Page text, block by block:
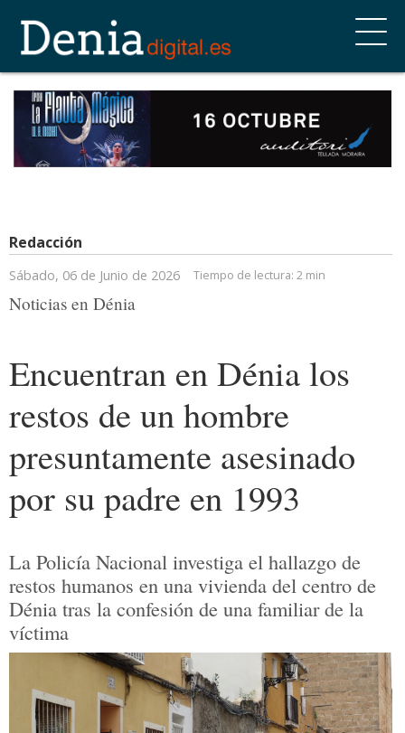
Redacción
Sábado, 06 de Junio de 2026 Tiempo de lectura: 2 min
Noticias en Dénia
Encuentran en Dénia los
restos de un hombre
presuntamente asesinado
por su padre en 1993
La Policía Nacional investiga el hallazgo de
restos humanos en una vivienda del centro de
Dénia tras la confesión de una familiar de la
víctima